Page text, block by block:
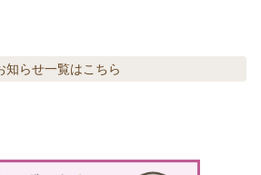
知らせ一覧はこちら